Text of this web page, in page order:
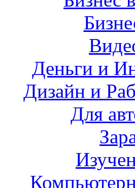
Деньги и
Дизайн и
Для